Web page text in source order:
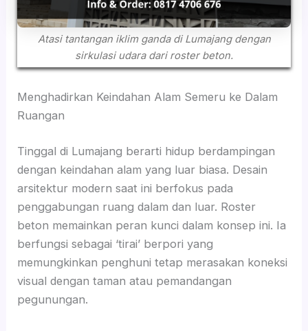
Atasi tantangan iklim ganda di Lumajang dengan
sirkulasi udara dari roster beton.
Menghadirkan Keindahan Alam Semeru ke Dalam
Ruangan
Tinggal di Lumajang berarti hidup berdampingan
dengan keindahan alam yang luar biasa. Desain
arsitektur modern saat ini berfokus pada
penggabungan ruang dalam dan luar. Roster
beton memainkan peran kunci dalam konsep ini. Ia
berfungsi sebagai ‘tirai’ berpori yang
memungkinkan penghuni tetap merasakan koneksi
visual dengan taman atau pemandangan
pegunungan.